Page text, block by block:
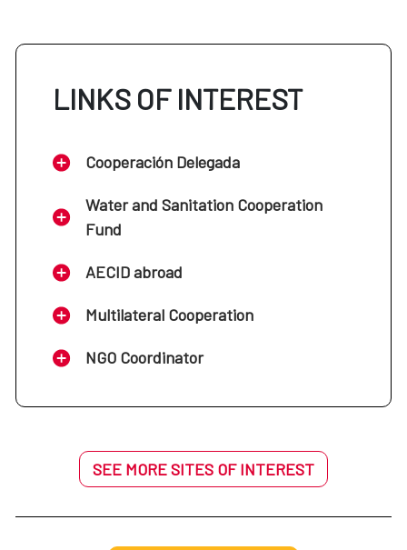
LINKS OF INTEREST
Cooperación Delegada
Water and Sanitation Cooperation
Fund
AECID abroad
Multilateral Cooperation
NGO Coordinator
SEE MORE SITES OF INTEREST